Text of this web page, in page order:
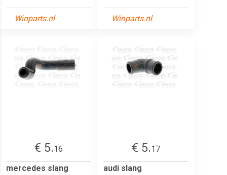
Winparts.nl Winparts.nl
€ 5.16
mercedes slang
€ 5.17
audi slang